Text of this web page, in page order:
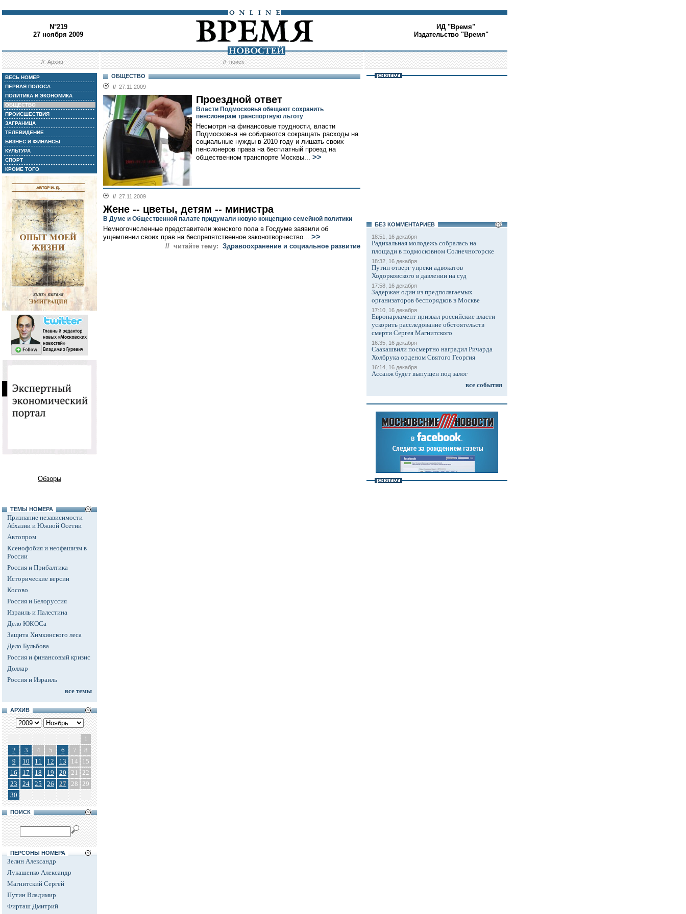
N°219
27 ноября 2009
ИД "Время"
Издательство "Время"
//Архив //поиск
ВЕСЬ НОМЕР
ПЕРВАЯ ПОЛОСА
ПОЛИТИКА И ЭКОНОМИКА
ОБЩЕСТВО
ПРОИСШЕСТВИЯ
ЗАГРАНИЦА
ТЕЛЕВИДЕНИЕ
БИЗНЕС И ФИНАНСЫ
КУЛЬТУРА
СПОРТ
КРОМЕ ТОГО
Обзоры
ТЕМЫ НОМЕРА
Признание независимости
Абхазии и Южной Осетии
Автопром
Ксенофобия и неофашизм в
России
Россия и Прибалтика
Исторические версии
Косово
Россия и Белоруссия
Израиль и Палестина
Дело ЮКОСа
Защита Химкинского леса
Дело Бульбова
Россия и финансовый кризис
Доллар
Россия и Израиль
все темы
АРХИВ
1
2
3 4 5 6 7
8
9
10 11 12 13 14
15
16
17 18 19 20 21
22
23
24 25 26 27 28 29
30
ПОИСК
ПЕРСОНЫ НОМЕРА
Зелин Александр
Лукашенко Александр
Магнитский Сергей
Путин Владимир
Фирташ Дмитрий
ОБЩЕСТВО
// 27.11.2009
Проездной ответ
Власти Подмосковья обещают сохранить
пенсионерам транспортную льготу
Несмотря на финансовые трудности, власти
Подмосковья не собираются сокращать расходы на
социальные нужды в 2010 году и лишать своих
пенсионеров права на бесплатный проезд на
общественном транспорте Москвы... >>
// 27.11.2009
Жене -- цветы, детям -- министра
В Думе и Общественной палате придумали новую концепцию семейной политики
Немногочисленные представители женского пола в Госдуме заявили об
ущемлении своих прав на беспрепятственное законотворчество... >>
// читайте тему: Здравоохранение и социальное развитие
БЕЗ КОМMЕНТАРИЕВ
18:51, 16 декабря
Радикальная молодежь собралась на
площади в подмосковном Солнечногорске
18:32, 16 декабря
Путин отверг упреки адвокатов
Ходорковского в давлении на суд
17:58, 16 декабря
Задержан один из предполагаемых
организаторов беспорядков в Москве
17:10, 16 декабря
Европарламент призвал российские власти
ускорить расследование обстоятельств
смерти Сергея Магнитского
16:35, 16 декабря
Саакашвили посмертно наградил Ричарда
Холбрука орденом Святого Георгия
16:14, 16 декабря
Ассанж будет выпущен под залог
все события